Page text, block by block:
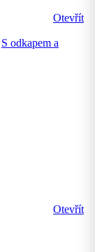
Otevřít
S odkapem a
Otevřít